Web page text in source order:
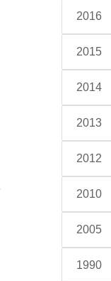
2016
2015
2014
2013
2012
2010
2005
1990